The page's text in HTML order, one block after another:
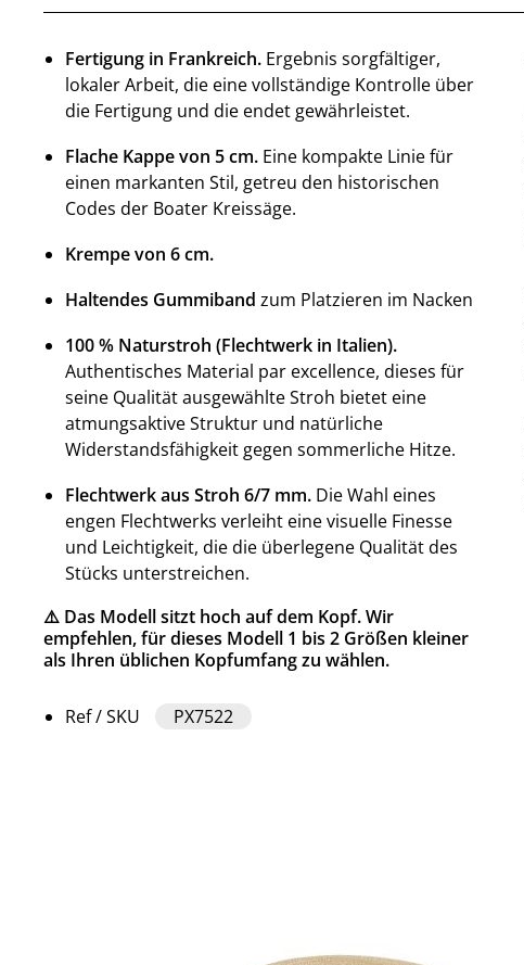
Fertigung in Frankreich.Ergebnis sorgfältiger,
lokaler Arbeit, die eine vollständige Kontrolle über
die Fertigung und die endet gewährleistet.
Flache Kappe von 5 cm.Eine kompakte Linie für
einen markanten Stil, getreu den historischen
Codes der Boater Kreissäge.
Krempe von 6 cm.
Haltendes Gummiband zum Platzieren im Nacken
100 % Naturstroh (Flechtwerk in Italien).
Authentisches Material par excellence, dieses für
seine Qualität ausgewählte Stroh bietet eine
atmungsaktive Struktur und natürliche
Widerstandsfähigkeit gegen sommerliche Hitze.
Flechtwerk aus Stroh 6/7 mm.Die Wahl eines
engen Flechtwerks verleiht eine visuelle Finesse
und Leichtigkeit, die die überlegene Qualität des
Stücks unterstreichen.
⚠️ Das Modell sitzt hoch auf dem Kopf. Wir
empfehlen, für dieses Modell 1 bis 2 Größen kleiner
als Ihren üblichen Kopfumfang zu wählen.
Ref / SKU PX7522